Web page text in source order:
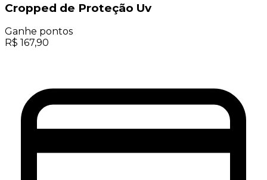
Cropped de Proteção Uv
Ganhe pontos
R$ 167,90